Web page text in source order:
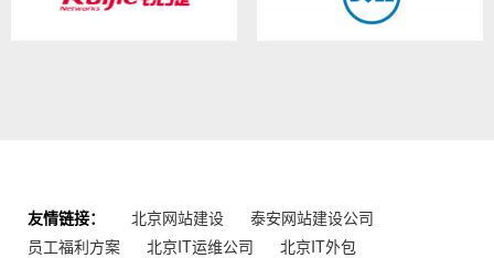
友情链接： 北京网站建设
泰安网站建设公司
员工福利方案
北京IT运维公司 北京IT外包